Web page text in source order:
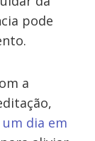
pode
a
dia em